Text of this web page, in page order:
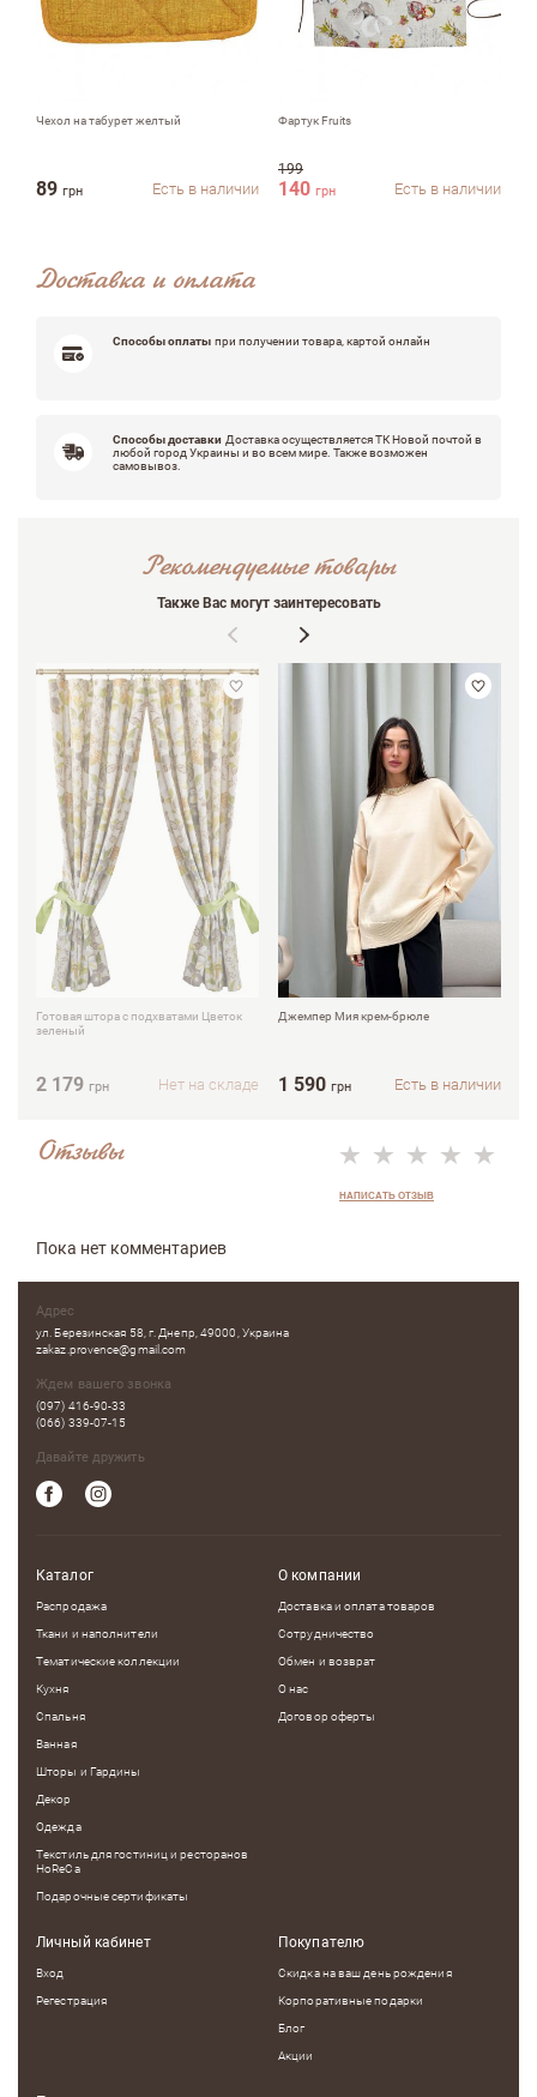
Чехол на табурет желтый
89 грн Есть в наличии
Фартук Fruits
199
140 грн Есть в наличии
Доставка и оплата
Способы оплаты при получении товара, картой онлайн
Способы доставки Доставка осуществляется ТК Новой почтой в
любой город Украины и во всем мире. Также возможен
самовывоз.
Отзывы
НАПИСАТЬ ОТЗЫВ
Пока нет комментариев
Рекомендуемые товары
Также Вас могут заинтересовать
Готовая штора с подхватами Цветок
зеленый
2 179 грн Нет на складе
Джемпер Мия крем-брюле
1 590 грн Есть в наличии
Адрес
ул. Березинская 58, г. Днепр, 49000, Украина
zakaz.provence@gmail.com
Ждем вашего звонка
(097) 416-90-33
(066) 339-07-15
Давайте дружить
Каталог
Распродажа
Ткани и наполнители
Тематические коллекции
Кухня
Спальня
Ванная
Шторы и Гардины
Декор
Одежда
Текстиль для гостиниц и ресторанов
HoReCa
Подарочные сертификаты
О компании
Доставка и оплата товаров
Сотрудничество
Обмен и возврат
О нас
Договор оферты
Личный кабинет
Вход
Регестрация
Покупателю
Скидка на ваш день рождения
Корпоративные подарки
Блог
Акции
Достоинства
Недостатки